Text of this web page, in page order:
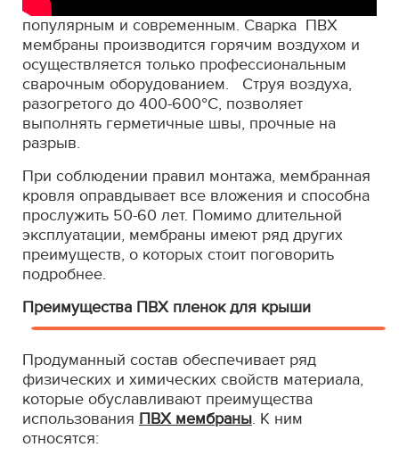
популярным и современным. Сварка ПВХ
мембраны производится горячим воздухом и
осуществляется только профессиональным
сварочным оборудованием. Струя воздуха,
разогретого до 400-600°С, позволяет
выполнять герметичные швы, прочные на
разрыв.
При соблюдении правил монтажа, мембранная
кровля оправдывает все вложения и способна
прослужить 50-60 лет. Помимо длительной
эксплуатации, мембраны имеют ряд других
преимуществ, о которых стоит поговорить
подробнее.
Преимущества ПВХ пленок для крыши
Продуманный состав обеспечивает ряд
физических и химических свойств материала,
которые обуславливают преимущества
использования ПВХ мембраны. К ним
относятся: